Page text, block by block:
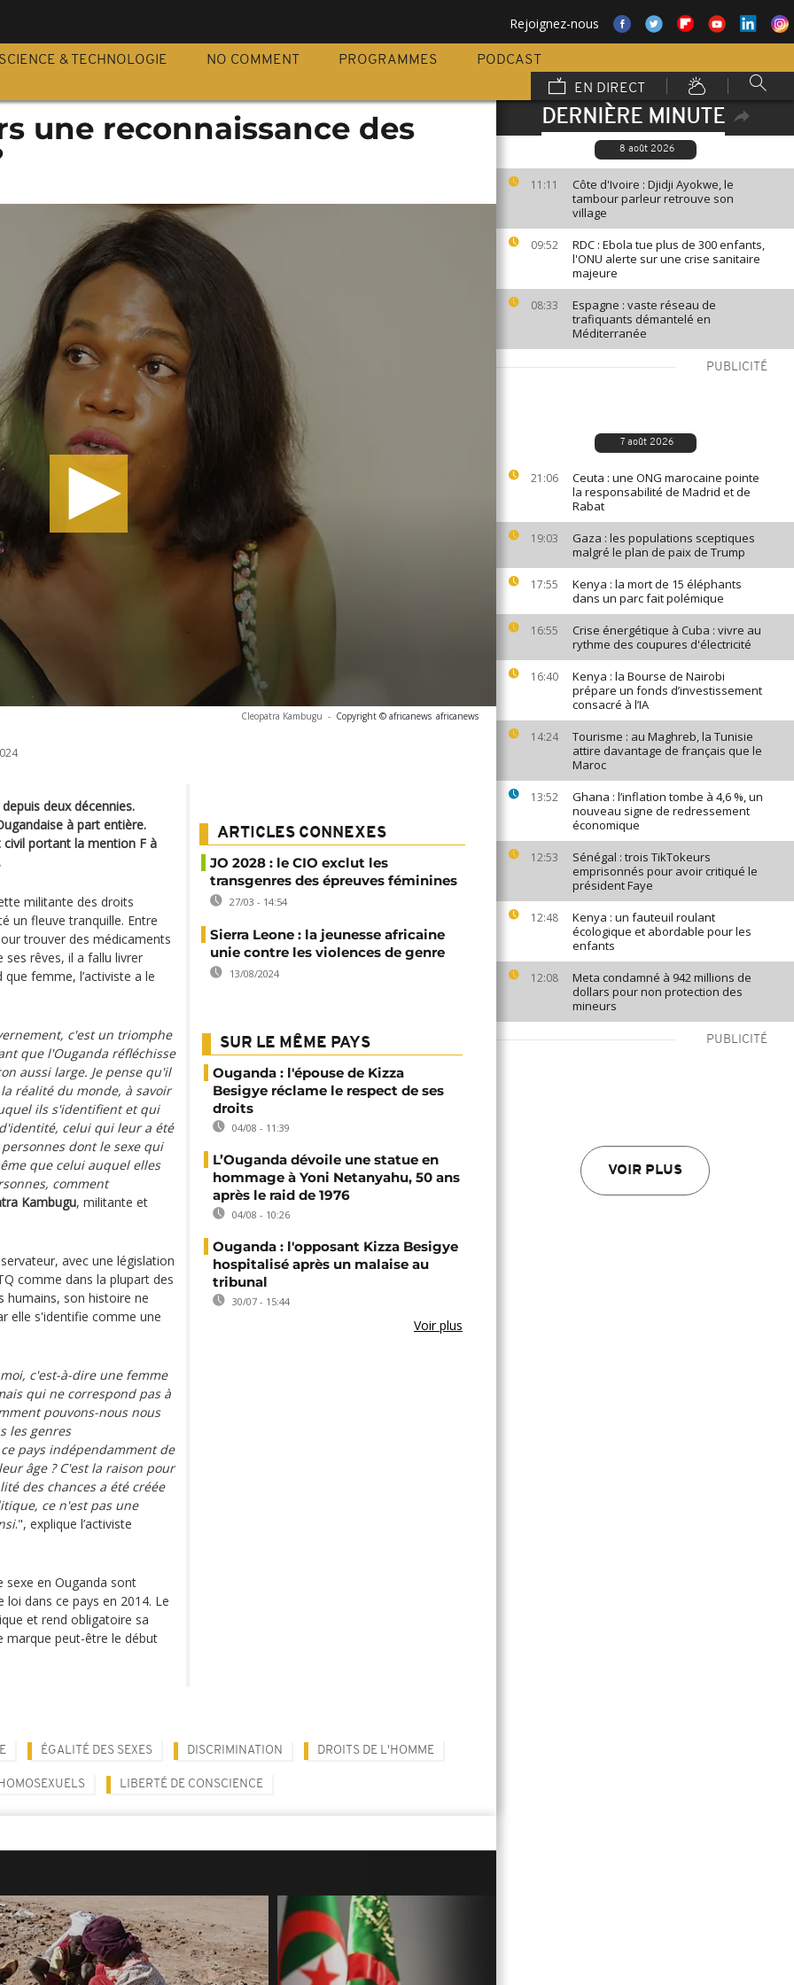
Rejoignez-nous
SCIENCE & TECHNOLOGIE NO COMMENT PROGRAMMES
PODCAST
EN DIRECT
DERNIÈRE MINUTE
8 août 2026
11:11
Côte d'Ivoire : Djidji Ayokwe, le
tambour parleur retrouve son
village
09:52
RDC : Ebola tue plus de 300 enfants,
l'ONU alerte sur une crise sanitaire
majeure
08:33
Espagne : vaste réseau de
trafiquants démantelé en
Méditerranée
PUBLICITÉ
7 août 2026
21:06
Ceuta : une ONG marocaine pointe
la responsabilité de Madrid et de
Rabat
19:03
Gaza : les populations sceptiques
malgré le plan de paix de Trump
17:55
Kenya : la mort de 15 éléphants
dans un parc fait polémique
16:55
Crise énergétique à Cuba : vivre au
rythme des coupures d'électricité
16:40
Kenya : la Bourse de Nairobi
prépare un fonds d’investissement
consacré à l’IA
14:24
Tourisme : au Maghreb, la Tunisie
attire davantage de français que le
Maroc
13:52
Ghana : l’inflation tombe à 4,6 %, un
nouveau signe de redressement
économique
12:53
Sénégal : trois TikTokeurs
emprisonnés pour avoir critiqué le
président Faye
12:48
Kenya : un fauteuil roulant
écologique et abordable pour les
enfants
12:08
Meta condamné à 942 millions de
dollars pour non protection des
mineurs
PUBLICITÉ
VOIR PLUS
une reconnaissance des
Cleopatra Kambugu - Copyright © africanews africanews
deux décennies.
à part entière.
civil portant la mention F à
militante des droits
un fleuve tranquille. Entre
trouver des médicaments
rêves, il a fallu livrer
femme, l’activiste a le
c'est un triomphe
que l'Ouganda réfléchisse
aussi large. Je pense qu'il
réalité du monde, à savoir
ils s'identifient et qui
celui qui leur a été
dont le sexe qui
que celui auquel elles
comment
Kambugu, militante et
avec une législation
comme dans la plupart des
humains, son histoire ne
elle s'identifie comme une
c'est-à-dire une femme
qui ne correspond pas à
pouvons-nous nous
les genres
pays indépendamment de
âge ? C'est la raison pour
des chances a été créée
ce n'est pas une
.", explique l’activiste
sexe en Ouganda sont
loi dans ce pays en 2014. Le
et rend obligatoire sa
marque peut-être le début
ARTICLES CONNEXES
JO 2028 : le CIO exclut les
transgenres des épreuves féminines
27/03 - 14:54
Sierra Leone : la jeunesse africaine
unie contre les violences de genre
13/08/2024
SUR LE MÊME PAYS
Ouganda : l'épouse de Kizza
Besigye réclame le respect de ses
droits
04/08 - 11:39
L’Ouganda dévoile une statue en
hommage à Yoni Netanyahu, 50 ans
après le raid de 1976
04/08 - 10:26
Ouganda : l'opposant Kizza Besigye
hospitalisé après un malaise au
tribunal
30/07 - 15:44
Voir plus
ÉGALITÉ DES SEXES DISCRIMINATION DROITS DE L'HOMME
LIBERTÉ DE CONSCIENCE